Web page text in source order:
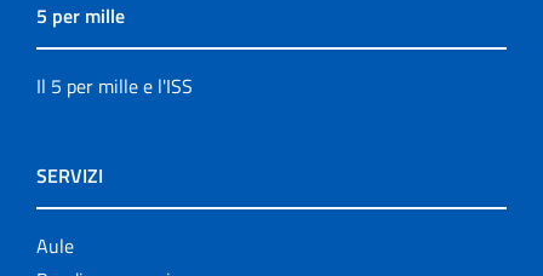
5 per mille
Il 5 per mille e l'ISS
SERVIZI
Aule